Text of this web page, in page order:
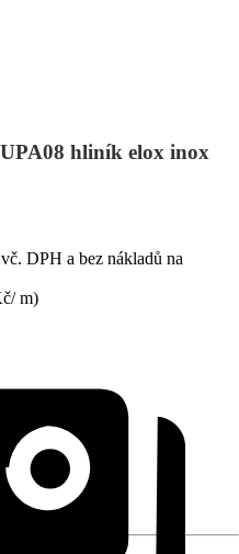
hliník elox inox
DPH a bez nákladů na
/ m)